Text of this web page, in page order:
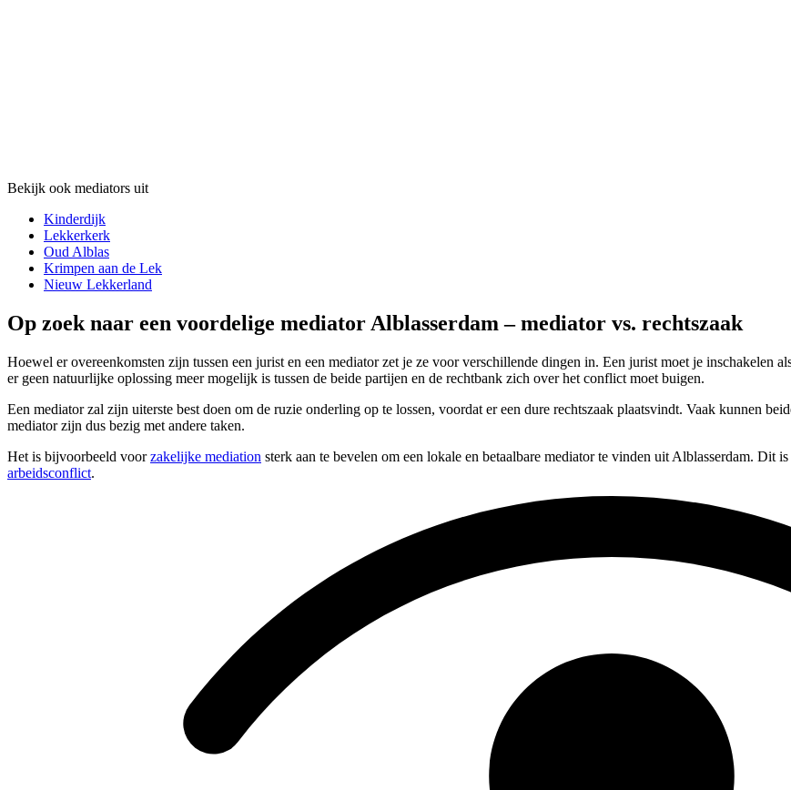
Bekijk ook mediators uit
Kinderdijk
Lekkerkerk
Oud Alblas
Krimpen aan de Lek
Nieuw Lekkerland
Op zoek naar een voordelige mediator Alblasserdam – mediator vs. rechtszaak
Hoewel er overeenkomsten zijn tussen een jurist en een mediator zet je ze voor verschillende dingen in. Een jurist moet je inschakelen
er geen natuurlijke oplossing meer mogelijk is tussen de beide partijen en de rechtbank zich over het conflict moet buigen.
Een mediator zal zijn uiterste best doen om de ruzie onderling op te lossen, voordat er een dure rechtszaak plaatsvindt. Vaak kunnen
mediator zijn dus bezig met andere taken.
Het is bijvoorbeeld voorzakelijke mediation sterk aan te bevelen om een lokale en betaalbare mediator te vinden uit Alblasserdam. Dit
arbeidsconflict.